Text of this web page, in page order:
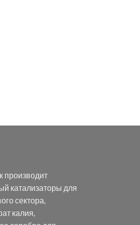
производит
катализаторы для
сектора,
калия,